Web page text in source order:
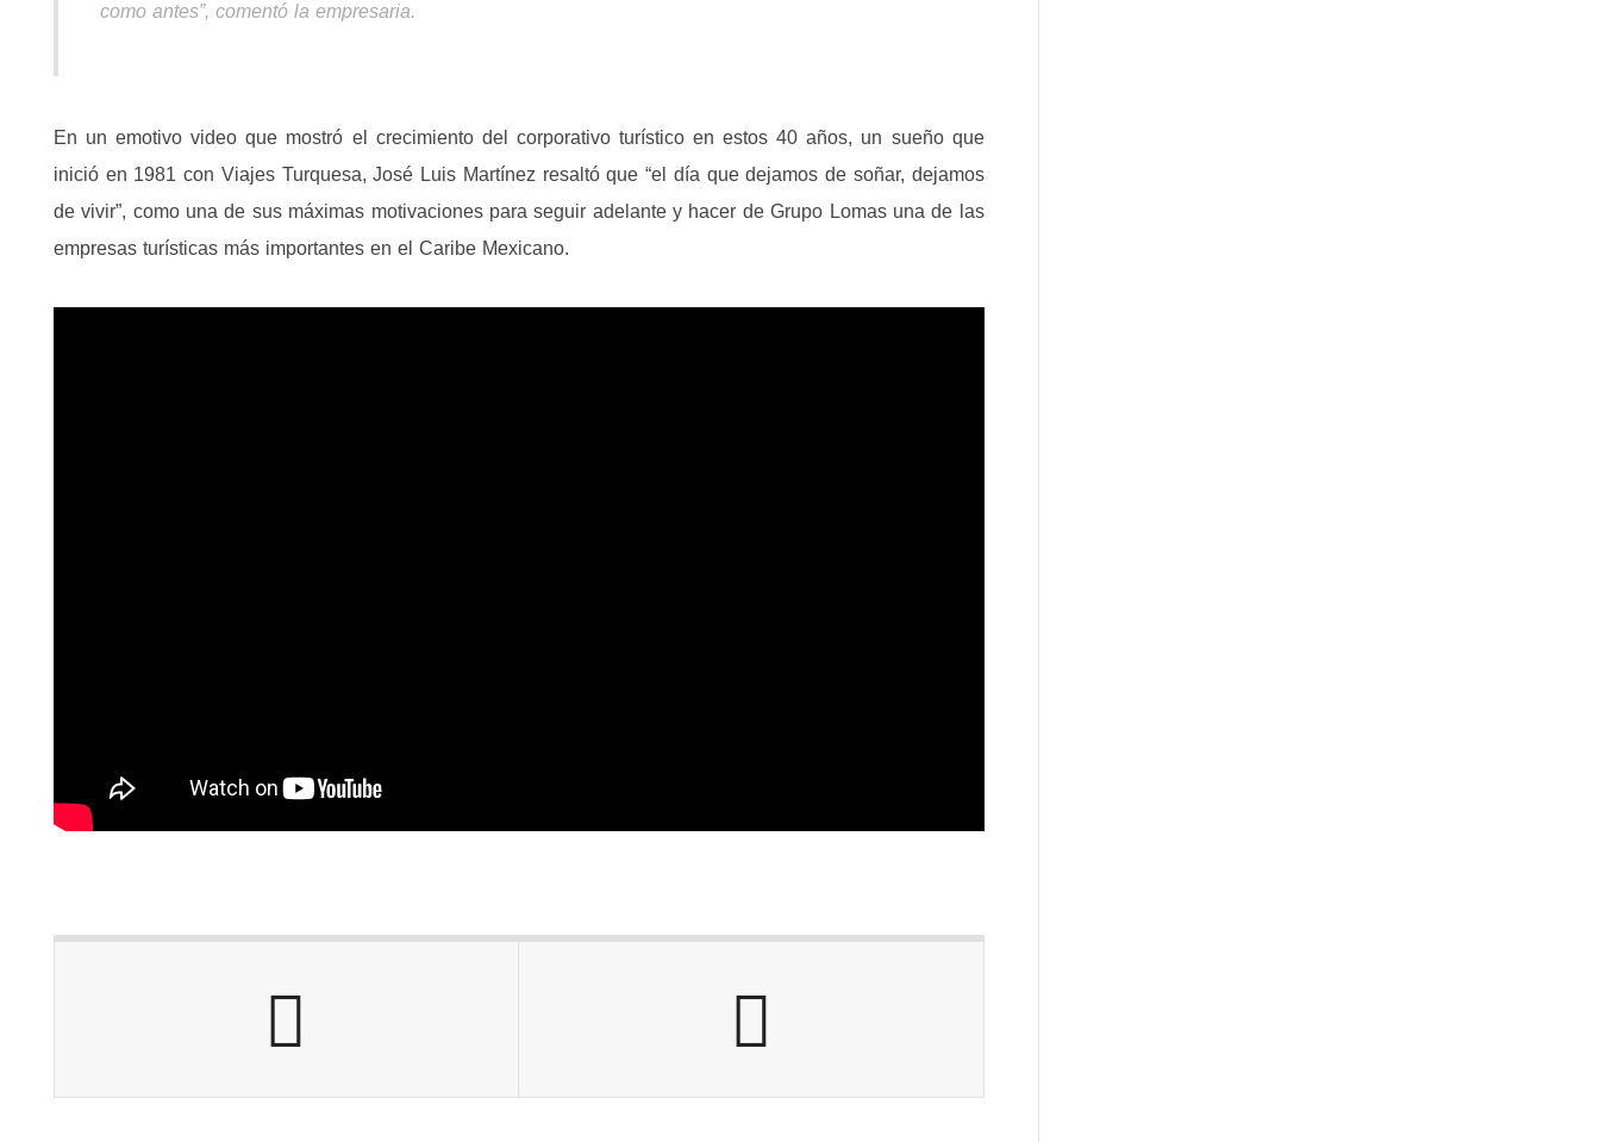
como antes”, comentó la empresaria.
En un emotivo video que mostró el crecimiento del corporativo turístico en estos 40 años, un sueño que
inició en 1981 con Viajes Turquesa, José Luis Martínez resaltó que “el día que dejamos de soñar, dejamos
de vivir”, como una de sus máximas motivaciones para seguir adelante y hacer de Grupo Lomas una de las
empresas turísticas más importantes en el Caribe Mexicano.